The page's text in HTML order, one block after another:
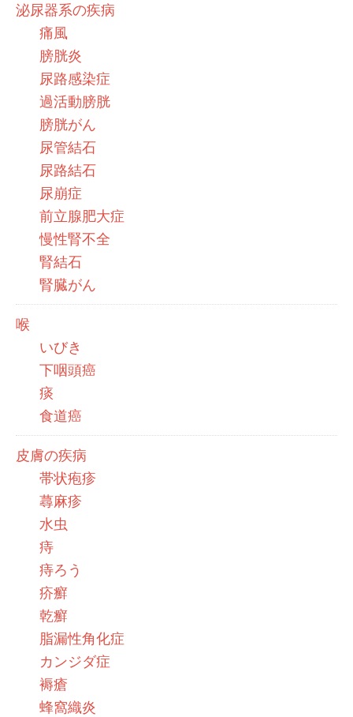
泌尿器系の疾病
痛風
膀胱炎
尿路感染症
過活動膀胱
膀胱がん
尿管結石
尿路結石
尿崩症
前立腺肥大症
慢性腎不全
腎結石
腎臓がん
喉
いびき
下咽頭癌
痰
食道癌
皮膚の疾病
帯状疱疹
蕁麻疹
水虫
痔
痔ろう
疥癬
乾癬
脂漏性角化症
カンジダ症
褥瘡
蜂窩織炎